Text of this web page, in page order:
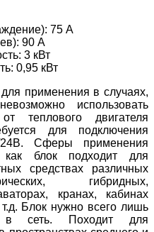
75 А
90 А
3 кВт
0,95 кВт
применения в случаях,
использовать
теплового двигателя
для подключения
Сферы применения
блок подходит для
средствах различных
гибридных,
кранах, кабинах
Блок нужно всего лишь
в сеть. Походит для